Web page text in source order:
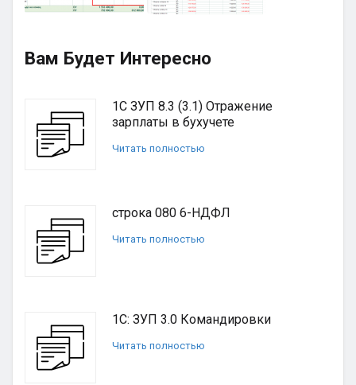
Вам Будет Интересно
1С ЗУП 8.3 (3.1) Отражение
зарплаты в бухучете
Читать полностью
строка 080 6-НДФЛ
Читать полностью
1С: ЗУП 3.0 Командировки
Читать полностью